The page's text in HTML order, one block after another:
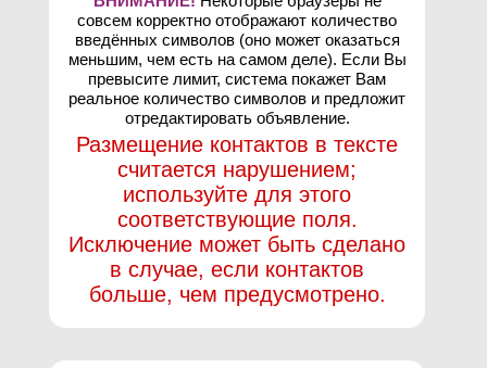
совсем корректно отображают количество
введённых символов (оно может оказаться
меньшим, чем есть на самом деле). Если Вы
превысите лимит, система покажет Вам
реальное количество символов и предложит
отредактировать объявление.
Размещение контактов в тексте
считается нарушением;
используйте для этого
соответствующие поля.
Исключение может быть сделано
в случае, если контактов
больше, чем предусмотрено.